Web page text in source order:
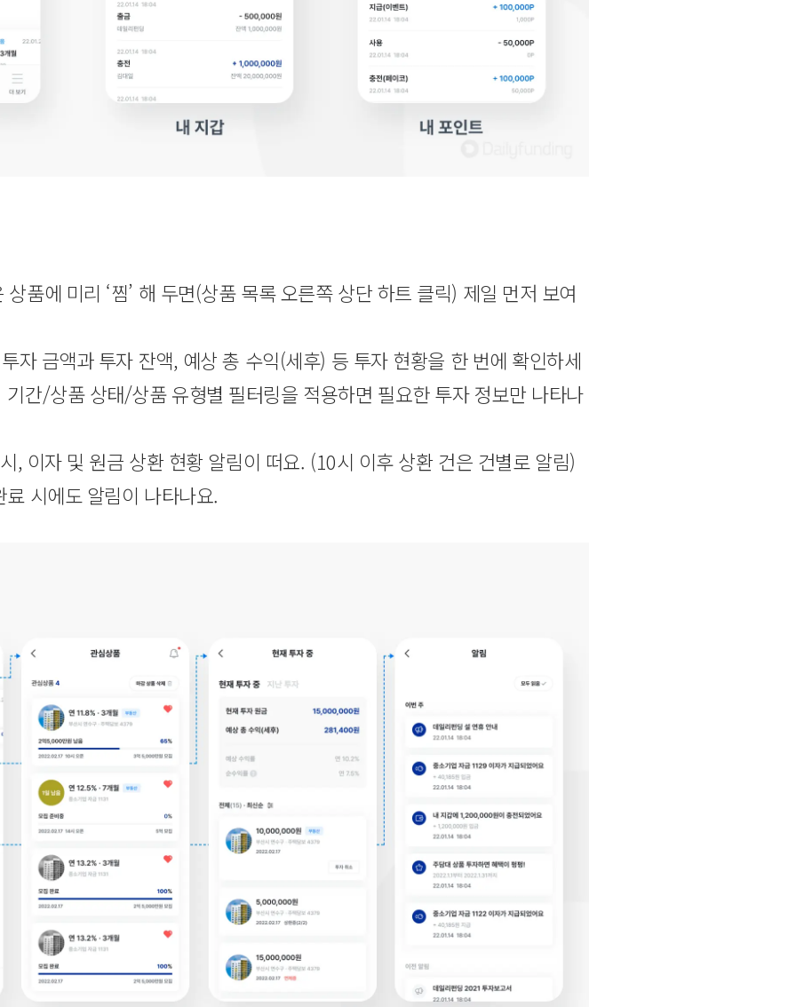
품에 미리 ‘찜’ 해 두면(상품 목록 오른쪽 상단 하트 클릭) 제일 먼저 보여
자 금액과 투자 잔액, 예상 총 수익(세후) 등 투자 현황을 한 번에 확인하세
간/상품 상태/상품 유형별 필터링을 적용하면 필요한 투자 정보만 나타나
, 이자 및 원금 상환 현황 알림이 떠요. (10시 이후 상환 건은 건별로 알림)
시에도 알림이 나타나요.